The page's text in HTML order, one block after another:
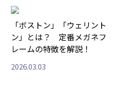
「ボストン」「ウェリント
ン」とは？ 定番メガネフ
レームの特徴を解説！
2026.03.03